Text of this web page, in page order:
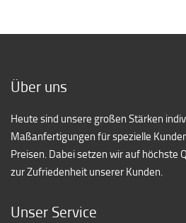
Über uns
Heute sind unsere großen Stärken
Maßanfertigungen für spezielle
Preisen. Dabei setzen wir auf höchste
zur Zufriedenheit unserer Kunden.
Unser Service